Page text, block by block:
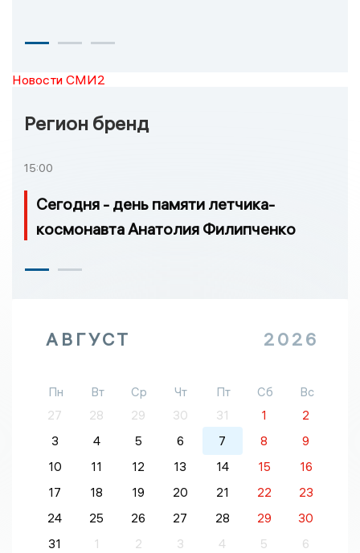
Новости СМИ2
Регион бренд
15:00
Сегодня - день памяти летчика-
космонавта Анатолия Филипченко
АВГУСТ 2026
Пн Вт Ср Чт Пт Сб
Вс
27
28 29 30 31 1
2
3
4 5 6 7 8
9
10
11 12 13 14 15
16
17
18 19 20 21 22
23
24
25 26 27 28 29
30
31
1 2 3 4 5 6